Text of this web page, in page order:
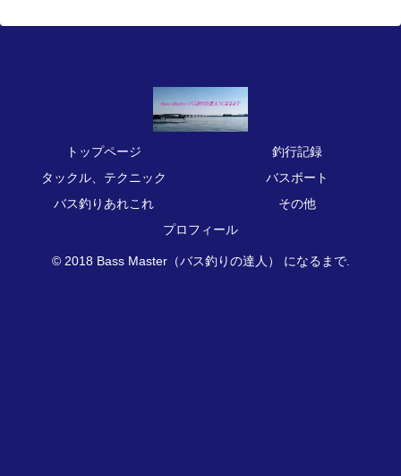
トップページ
釣行記録
タックル、テクニック
バスボート
バス釣りあれこれ
その他
プロフィール
© 2018 Bass Master（バス釣りの達人） になるまで.